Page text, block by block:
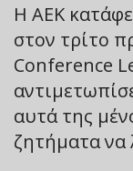
Η ΑΕΚ
στον τρίτο
Conference
αυτά της
ζητήματα να